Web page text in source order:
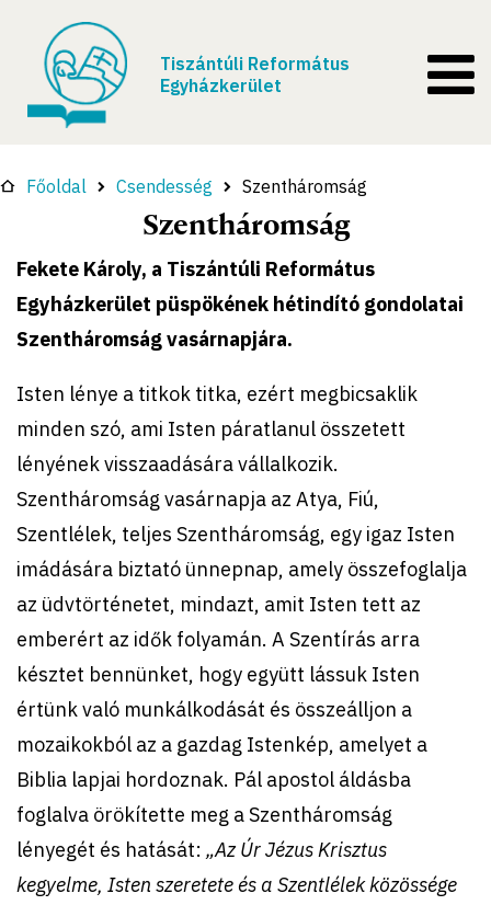
Tiszántúli Református
Egyházkerület
Főoldal Csendesség Szentháromság
Szentháromság
Fekete Károly, a Tiszántúli Református
Egyházkerület püspökének hétindító gondolatai
Szentháromság vasárnapjára.
Isten lénye a titkok titka, ezért megbicsaklik
minden szó, ami Isten páratlanul összetett
lényének visszaadására vállalkozik.
Szentháromság vasárnapja az Atya, Fiú,
Szentlélek, teljes Szentháromság, egy igaz Isten
imádására biztató ünnepnap, amely összefoglalja
az üdvtörténetet, mindazt, amit Isten tett az
emberért az idők folyamán. A Szentírás arra
késztet bennünket, hogy együtt lássuk Isten
értünk való munkálkodását és összeálljon a
mozaikokból az a gazdag Istenkép, amelyet a
Biblia lapjai hordoznak. Pál apostol áldásba
foglalva örökítette meg a Szentháromság
lényegét és hatását: „Az Úr Jézus Krisztus
kegyelme, Isten szeretete és a Szentlélek közössége